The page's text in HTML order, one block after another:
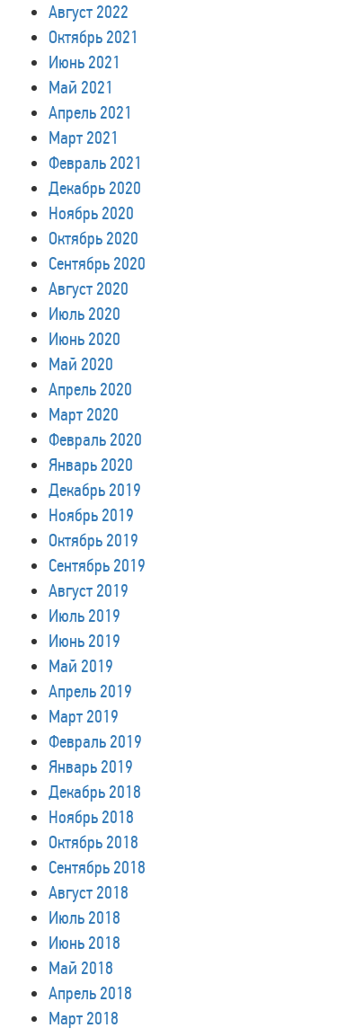
Август 2022
Октябрь 2021
Июнь 2021
Май 2021
Апрель 2021
Март 2021
Февраль 2021
Декабрь 2020
Ноябрь 2020
Октябрь 2020
Сентябрь 2020
Август 2020
Июль 2020
Июнь 2020
Май 2020
Апрель 2020
Март 2020
Февраль 2020
Январь 2020
Декабрь 2019
Ноябрь 2019
Октябрь 2019
Сентябрь 2019
Август 2019
Июль 2019
Июнь 2019
Май 2019
Апрель 2019
Март 2019
Февраль 2019
Январь 2019
Декабрь 2018
Ноябрь 2018
Октябрь 2018
Сентябрь 2018
Август 2018
Июль 2018
Июнь 2018
Май 2018
Апрель 2018
Март 2018